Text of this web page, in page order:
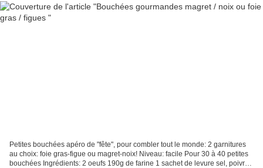
Petites bouchées apéro de "fête", pour combler tout le monde: 2 garnitures
au choix: foie gras-figue ou magret-noix! Niveau: facile Pour 30 à 40 petites
bouchées Ingrédients: 2 oeufs 190g de farine 1 sachet de levure sel, poivre